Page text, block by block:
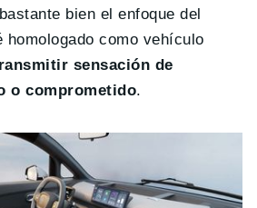
bien el enfoque del
homologado como vehículo
sensación de
o comprometido.